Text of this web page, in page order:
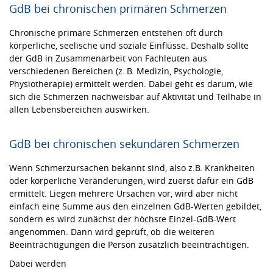
GdB bei chronischen primären Schmerzen
Chronische primäre Schmerzen entstehen oft durch
körperliche, seelische und soziale Einflüsse. Deshalb sollte
der GdB in Zusammenarbeit von Fachleuten aus
verschiedenen Bereichen (z. B. Medizin, Psychologie,
Physiotherapie) ermittelt werden. Dabei geht es darum, wie
sich die Schmerzen nachweisbar auf Aktivität und Teilhabe in
allen Lebensbereichen auswirken.
GdB bei chronischen sekundären Schmerzen
Wenn Schmerzursachen bekannt sind, also z.B. Krankheiten
oder körperliche Veränderungen, wird zuerst dafür ein GdB
ermittelt. Liegen mehrere Ursachen vor, wird aber nicht
einfach eine Summe aus den einzelnen GdB-Werten gebildet,
sondern es wird zunächst der höchste Einzel-GdB-Wert
angenommen. Dann wird geprüft, ob die weiteren
Beeinträchtigungen die Person zusätzlich beeinträchtigen.
Dabei werden